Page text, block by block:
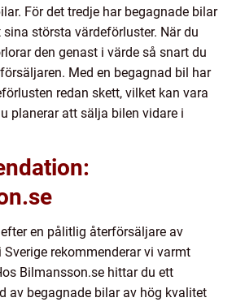
För det tredje har begagnade bilar
största värdeförluster. När du
den genast i värde så snart du
Med en begagnad bil har
redan skett, vilket kan vara
planerar att sälja bilen vidare i
en pålitlig återförsäljare av
Sverige rekommenderar vi varmt
Bilmansson.se hittar du ett
av begagnade bilar av hög kvalitet